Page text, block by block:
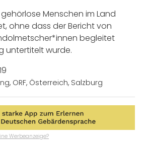
Menschen im Land
ohne dass der Bericht von
begleitet
untertitelt wurde.
, ORF, Österreich, Salzburg
Werbeanzeige?